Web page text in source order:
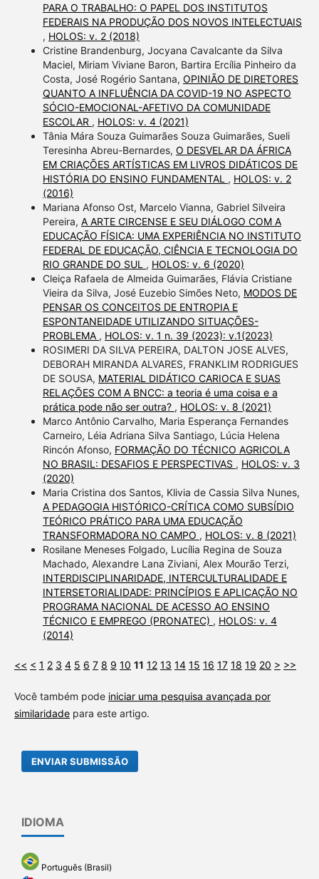
PARA O TRABALHO: O PAPEL DOS INSTITUTOS
FEDERAIS NA PRODUÇÃO DOS NOVOS INTELECTUAIS
, HOLOS: v. 2 (2018)
Cristine Brandenburg, Jocyana Cavalcante da Silva
Maciel, Miriam Viviane Baron, Bartira Ercília Pinheiro da
Costa, José Rogério Santana, OPINIÃO DE DIRETORES
QUANTO A INFLUÊNCIA DA COVID-19 NO ASPECTO
SÓCIO-EMOCIONAL-AFETIVO DA COMUNIDADE
ESCOLAR , HOLOS: v. 4 (2021)
Tânia Mára Souza Guimarães Souza Guimarães, Sueli
Teresinha Abreu-Bernardes, O DESVELAR DA ÁFRICA
EM CRIAÇÕES ARTÍSTICAS EM LIVROS DIDÁTICOS DE
HISTÓRIA DO ENSINO FUNDAMENTAL , HOLOS: v. 2
(2016)
Mariana Afonso Ost, Marcelo Vianna, Gabriel Silveira
Pereira, A ARTE CIRCENSE E SEU DIÁLOGO COM A
EDUCAÇÃO FÍSICA: UMA EXPERIÊNCIA NO INSTITUTO
FEDERAL DE EDUCAÇÃO, CIÊNCIA E TECNOLOGIA DO
RIO GRANDE DO SUL , HOLOS: v. 6 (2020)
Cleiça Rafaela de Almeida Guimarães, Flávia Cristiane
Vieira da Silva, José Euzebio Simões Neto, MODOS DE
PENSAR OS CONCEITOS DE ENTROPIA E
ESPONTANEIDADE UTILIZANDO SITUAÇÕES-
PROBLEMA , HOLOS: v. 1 n. 39 (2023): v.1(2023)
ROSIMERI DA SILVA PEREIRA, DALTON JOSE ALVES,
DEBORAH MIRANDA ALVARES, FRANKLIM RODRIGUES
DE SOUSA, MATERIAL DIDÁTICO CARIOCA E SUAS
RELAÇÕES COM A BNCC: a teoria é uma coisa e a
prática pode não ser outra? , HOLOS: v. 8 (2021)
Marco Antônio Carvalho, Maria Esperança Fernandes
Carneiro, Léia Adriana Silva Santiago, Lúcia Helena
Rincón Afonso, FORMAÇÃO DO TÉCNICO AGRICOLA
NO BRASIL: DESAFIOS E PERSPECTIVAS , HOLOS: v. 3
(2020)
Maria Cristina dos Santos, Klivia de Cassia Silva Nunes,
A PEDAGOGIA HISTÓRICO-CRÍTICA COMO SUBSÍDIO
TEÓRICO PRÁTICO PARA UMA EDUCAÇÃO
TRANSFORMADORA NO CAMPO , HOLOS: v. 8 (2021)
Rosilane Meneses Folgado, Lucília Regina de Souza
Machado, Alexandre Lana Ziviani, Alex Mourão Terzi,
INTERDISCIPLINARIDADE, INTERCULTURALIDADE E
INTERSETORIALIDADE: PRINCÍPIOS E APLICAÇÃO NO
PROGRAMA NACIONAL DE ACESSO AO ENSINO
TÉCNICO E EMPREGO (PRONATEC) , HOLOS: v. 4
(2014)
<< < 1 2 3 4 5 6 7 8 9 10 11 12 13 14 15 16 17 18 19 20 > >>
Você também pode iniciar uma pesquisa avançada por
similaridadepara este artigo.
ENVIAR SUBMISSÃO
IDIOMA
Português (Brasil)